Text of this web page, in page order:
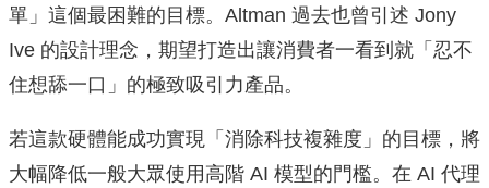
單」這個最困難的目標。Altman 過去也曾引述 Jony
Ive 的設計理念，期望打造出讓消費者一看到就「忍不
住想舔一口」的極致吸引力產品。
若這款硬體能成功實現「消除科技複雜度」的目標，將
大幅降低一般大眾使用高階 AI 模型的門檻。在 AI 代理